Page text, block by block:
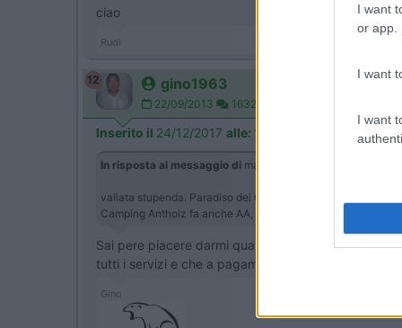
I want
or app.
I want
I want
ciao
Rudi
12 gino1963
22/09/2013 1632
Inserito il 24/12/2017 alle: 10:03:32
In risposta al messaggio di maurice60
vallata stupenda. Paradiso dei Camper. Il Top è BRUNICO.
Camping Antholz fa anche AA, ma hai un appoggio .
Sai pere piacere darmi qualche indicazione in più
tutti i servizi e che a pagamento Ti danno anche
Gino